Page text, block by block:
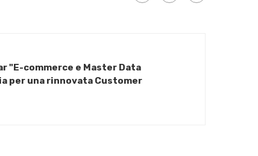
"E-commerce e Master Data
per una rinnovata Customer